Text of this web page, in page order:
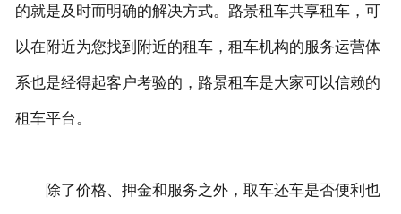
的就是及时而明确的解决方式。路景租车共享租车，可
以在附近为您找到附近的租车，租车机构的服务运营体
系也是经得起客户考验的，路景租车是大家可以信赖的
租车平台。
除了价格、押金和服务之外，取车还车是否便利也